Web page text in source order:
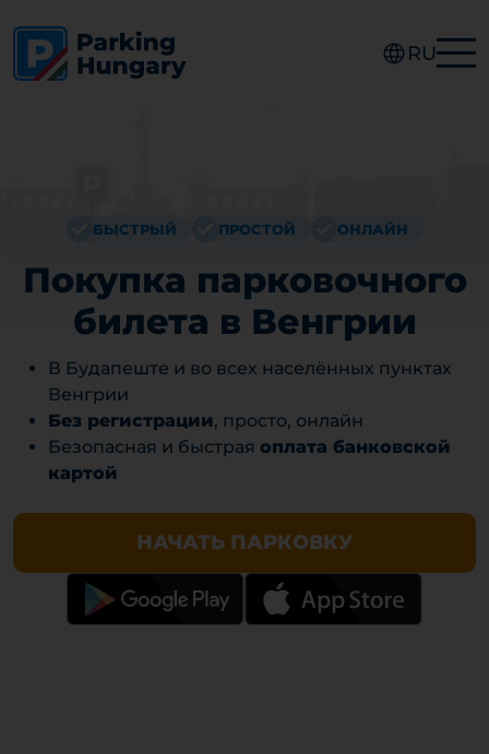
RU
БЫСТРЫЙ ПРОСТОЙ ОНЛАЙН
Покупка парковочного
билета в Венгрии
В Будапеште и во всех населённых пунктах
Венгрии
Без регистрации, просто, онлайн
Безопасная и быстрая оплата банковской
картой
НАЧАТЬ ПАРКОВКУ